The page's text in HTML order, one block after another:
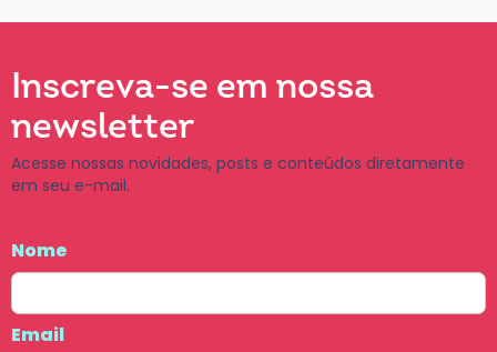
Inscreva-se em nossa
newsletter
Acesse nossas novidades, posts e conteúdos diretamente
em seu e-mail.
Nome
Email